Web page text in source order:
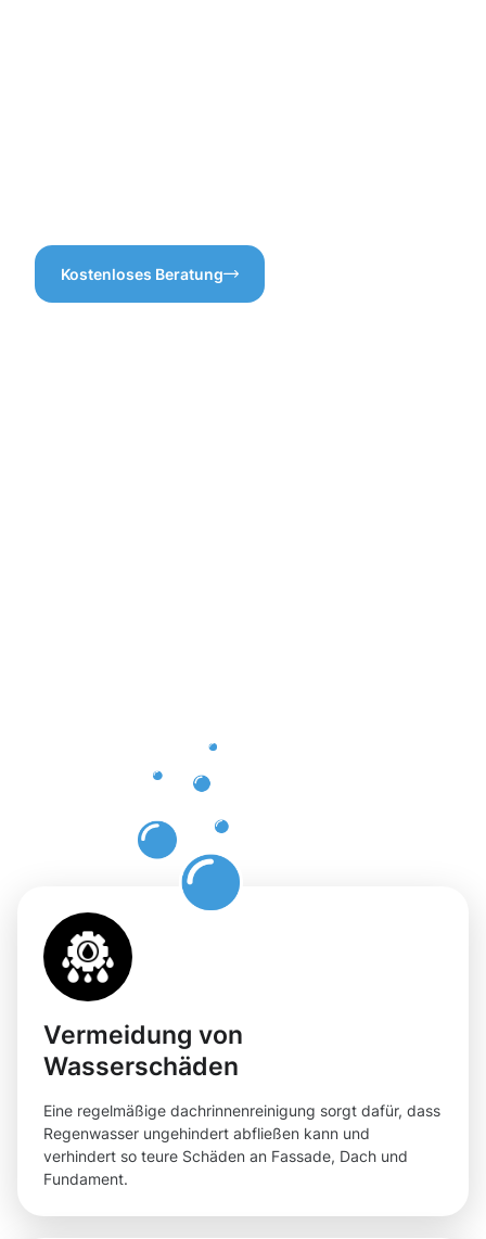
Kostenloses Beratung
Vermeidung von
Wasserschäden
Eine regelmäßige dachrinnenreinigung sorgt dafür, dass
Regenwasser ungehindert abfließen kann und
verhindert so teure Schäden an Fassade, Dach und
Fundament.